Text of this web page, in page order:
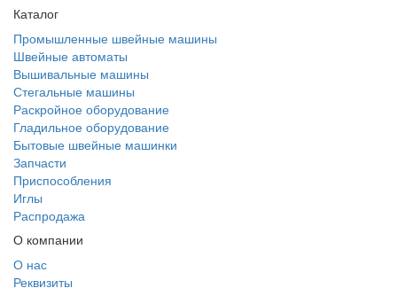
Каталог
Промышленные швейные машины
Швейные автоматы
Вышивальные машины
Стегальные машины
Раскройное оборудование
Гладильное оборудование
Бытовые швейные машинки
Запчасти
Приспособления
Иглы
Распродажа
О компании
О нас
Реквизиты